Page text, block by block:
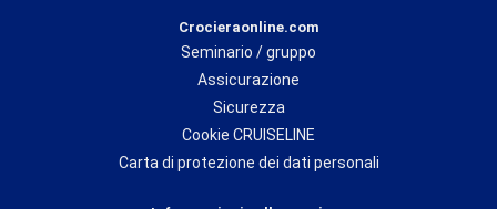
Crocieraonline.com
Seminario / gruppo
Assicurazione
Sicurezza
Cookie CRUISELINE
Carta di protezione dei dati personali